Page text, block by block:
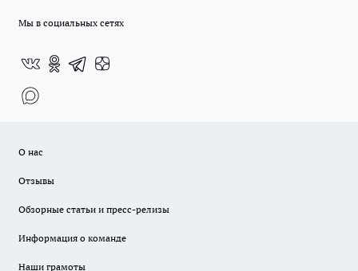
Мы в социальных сетях
О нас
Отзывы
Обзорные статьи и пресс-релизы
Информация о команде
Наши грамоты